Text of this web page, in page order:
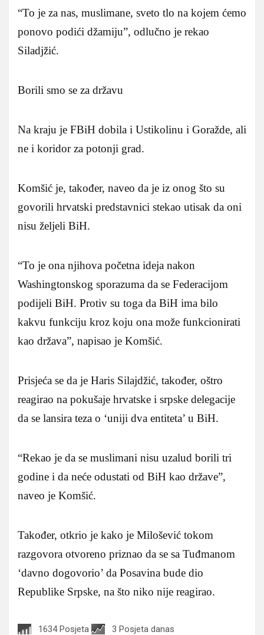
“To je za nas, muslimane, sveto tlo na kojem ćemo
ponovo podići džamiju”, odlučno je rekao
Siladjžić.
Borili smo se za državu
Na kraju je FBiH dobila i Ustikolinu i Goražde, ali
ne i koridor za potonji grad.
Komšić je, također, naveo da je iz onog što su
govorili hrvatski predstavnici stekao utisak da oni
nisu željeli BiH.
“To je ona njihova početna ideja nakon
Washingtonskog sporazuma da se Federacijom
podijeli BiH. Protiv su toga da BiH ima bilo
kakvu funkciju kroz koju ona može funkcionirati
kao država”, napisao je Komšić.
Prisjeća se da je Haris Silajdžić, također, oštro
reagirao na pokušaje hrvatske i srpske delegacije
da se lansira teza o ‘uniji dva entiteta’ u BiH.
“Rekao je da se muslimani nisu uzalud borili tri
godine i da neće odustati od BiH kao države”,
naveo je Komšić.
Također, otkrio je kako je Milošević tokom
razgovora otvoreno priznao da se sa Tuđmanom
‘davno dogovorio’ da Posavina bude dio
Republike Srpske, na što niko nije reagirao.
1634 Posjeta 3 Posjeta danas